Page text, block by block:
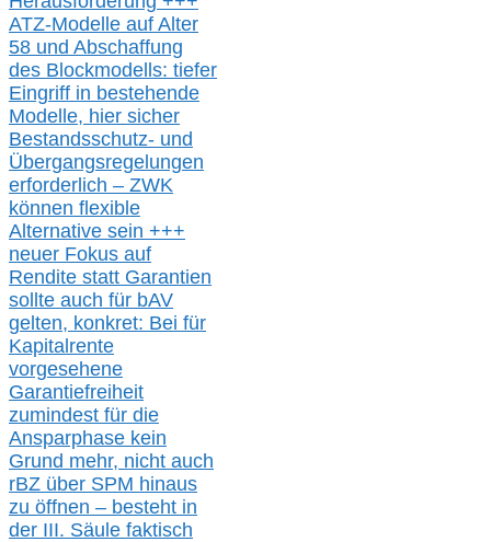
ATZ-Modelle auf Alter
58 und Abschaffung
des Blockmodells: tiefer
Eingriff in bestehende
Modelle, hier sicher
Bestandsschutz- und
Übergangsregelungen
erforderlich – ZWK
können flexible
Alternative sein +++
neuer Fokus auf
Rendite statt Garantien
sollte auch für bAV
gelten, konkret: Bei für
Kapitalrente
vorgesehene
Garantiefreiheit
zumindest für die
Ansparphase kein
Grund mehr, nicht auch
rBZ über SPM hinaus
zu öffnen – besteht in
der III. Säule faktisch